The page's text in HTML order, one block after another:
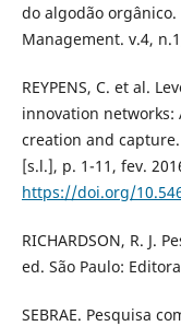
do algodão
Management. v.4,
REYPENS, C. et al.
innovation networks:
creation and
[s.l.], p. 1-11, fev.
https://doi.org/
RICHARDSON, R. J.
ed. São Paulo:
SEBRAE. Pesquisa